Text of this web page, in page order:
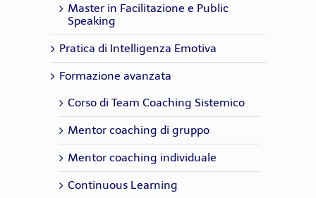
Master in Facilitazione e Public
Speaking
Pratica di Intelligenza Emotiva
Formazione avanzata
Corso di Team Coaching Sistemico
Mentor coaching di gruppo
Mentor coaching individuale
Continuous Learning